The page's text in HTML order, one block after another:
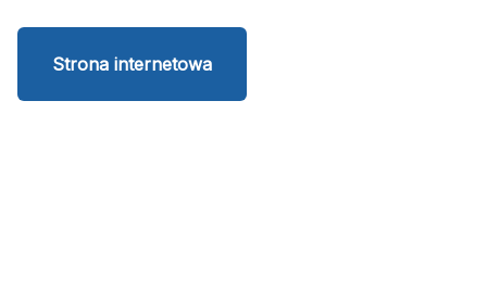
Strona internetowa